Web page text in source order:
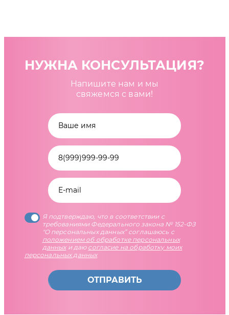
НУЖНА КОНСУЛЬТАЦИЯ?
Напишите нам и мы
свяжемся с вами!
Я подтверждаю, что в соответствии с
требованиями Федерального закона № 152-ФЗ
"О персональных данных” соглашаюсь с
положением об обработке персональных
данныхи даю согласие на обработку моих
персональных данных
ОТПРАВИТЬ